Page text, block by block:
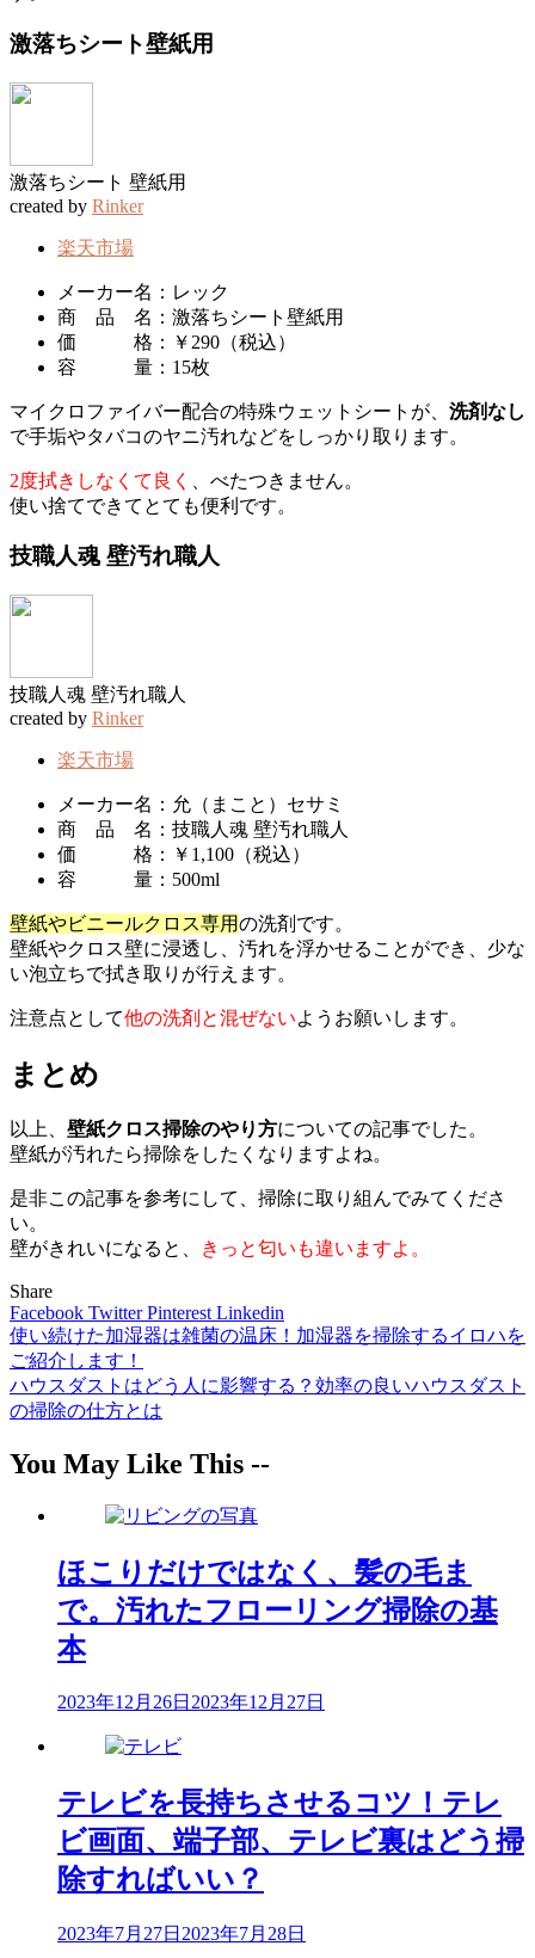
激落ちシート壁紙用
激落ちシート 壁紙用
created by Rinker
楽天市場
メーカー名：レック
商 品 名：激落ちシート壁紙用
価 格：￥290（税込）
容 量：15枚
マイクロファイバー配合の特殊ウェットシートが、 洗剤なし
で手垢やタバコのヤニ汚れなどをしっかり取ります。
2度拭きしなくて良く
、べたつきません。
使い捨てできてとても便利です。
技職人魂 壁汚れ職人
技職人魂 壁汚れ職人
created by Rinker
楽天市場
メーカー名：允（まこと）セサミ
商 品 名：技職人魂 壁汚れ職人
価 格：￥1,100（税込）
容 量：500ml
壁紙やビニールクロス専用の洗剤です。
壁紙やクロス壁に浸透し、汚れを浮かせることができ、少な
い泡立ちで拭き取りが行えます。
注意点として他の洗剤と混ぜないようお願いします。
まとめ
以上、 壁紙クロス掃除のやり方についての記事でした。
壁紙が汚れたら掃除をしたくなりますよね。
是非この記事を参考にして、掃除に取り組んでみてくださ
い。
壁がきれいになると、
きっと匂いも違いますよ。
Share
Facebook TwitterPinterest Linkedin
投
稿
ナ
ビ
使い続けた加湿器は雑菌の温床！加湿器を掃除するイロハを
ご紹介します！
ハウスダストはどう人に影響する？効率の良いハウスダスト
の掃除の仕方とは
You May Like This --
ほこりだけではなく、髪の毛ま
で。汚れたフローリング掃除の基
本
2023年12月26日 2023年12月27日
テレビを長持ちさせるコツ！テレ
ビ画面、端子部、テレビ裏はどう掃
除すればいい？
2023年7月27日 2023年7月28日